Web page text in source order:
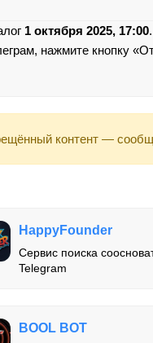
1 октября 2025, 17:00
нажмите кнопку
контент —
HappyFounder
Сервис поиска
Telegram
BOOL BOT